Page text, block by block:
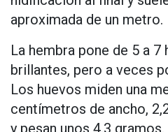
aproximada de un metro.
La hembra pone de 5 a
brillantes, pero a veces
Los huevos miden una
centímetros de ancho,